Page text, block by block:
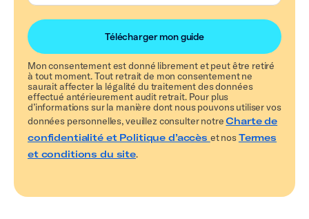
Mon consentement est donné librement et peut être retiré
à tout moment. Tout retrait de mon consentement ne
saurait affecter la légalité du traitement des données
effectué antérieurement audit retrait. Pour plus
d’informations sur la manière dont nous pouvons utiliser vos
données personnelles, veuillez consulter notre Charte de
confidentialité et Politique d’accès et nosTermes
et conditions du site.